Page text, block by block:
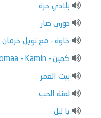
بلادي حرة
دوري صار
خاوة - مع نويل خرمان
كمين - Amjad Jomaa - Kamin
بيت العمر
لعنة الحب
يا ليل